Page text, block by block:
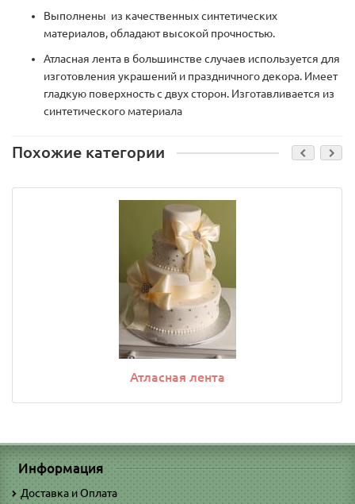
Выполнены из качественных синтетических
материалов, обладают высокой прочностью.
Атласная лента в большинстве случаев используется для
изготовления украшений и праздничного декора. Имеет
гладкую поверхность с двух сторон. Изготавливается из
синтетического материала
Похожие категории
Атласная лента
Информация
Доставка и Оплата